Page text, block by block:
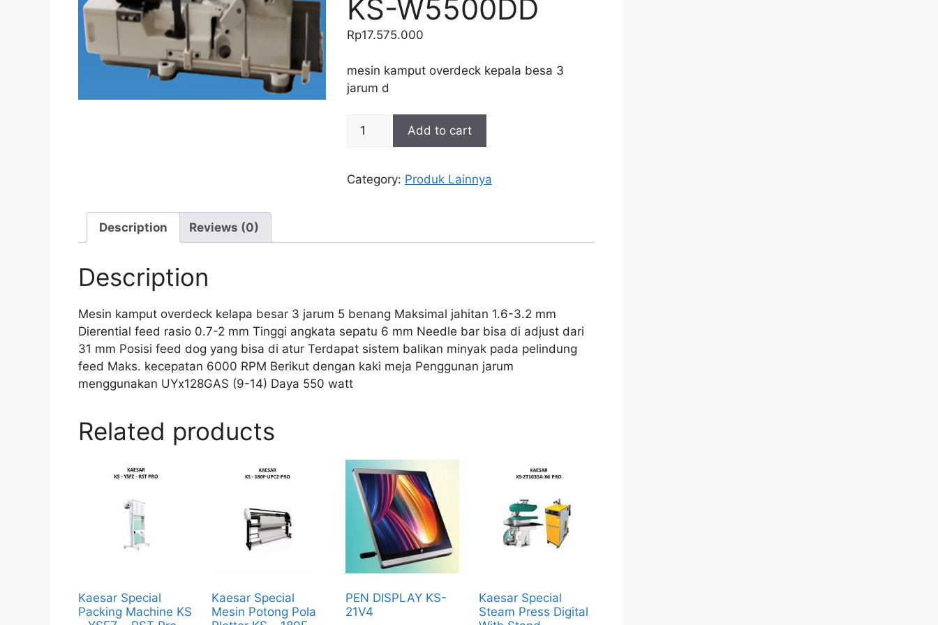
KS-W5500DD
Rp17.575.000
mesin kamput overdeck kepala besa 3
jarum d
MESIN
BESAR
W5500DD
Add to cart
Category: Produk Lainnya
Description Reviews (0)
Description
Mesin kamput overdeck kelapa besar 3 jarum 5 benang Maksimal jahitan 1.6-3.2 mm
Dierential feed rasio 0.7-2 mm Tinggi angkata sepatu 6 mm Needle bar bisa di adjust dari
31 mm Posisi feed dog yang bisa di atur Terdapat sistem balikan minyak pada pelindung
feed Maks. kecepatan 6000 RPM Berikut dengan kaki meja Penggunan jarum
menggunakan UYx128GAS (9-14) Daya 550 watt
Related products
Kaesar Special
Packing Machine KS
Kaesar Special
Mesin Potong Pola
PEN DISPLAY KS-
21V4
Kaesar Special
Steam Press Digital